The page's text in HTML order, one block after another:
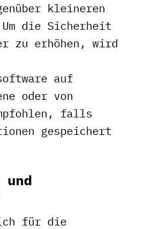
kleineren
die Sicherheit
zu erhöhen, wird
auf
oder von
falls
gespeichert
und
für die